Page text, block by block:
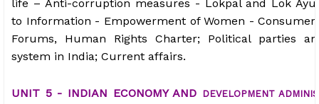
life – Anti-corruption measures - Lokpal and Lok
to Information - Empowerment of Women - Consumer
Forums, Human Rights Charter; Political parties
system in India; Current affairs.
UNIT 5 - INDIAN ECONOMY AND
DEVELOPMENT